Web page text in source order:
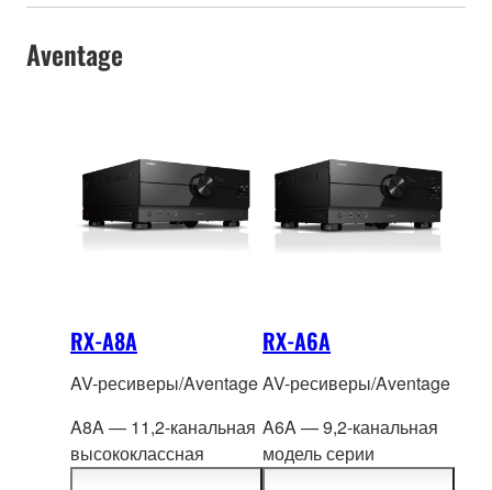
Aventage
RX-A8A
AV-ресиверы/Aventage
A8A — 11,2-канальная
высококлассная
RX-A6A
AV-ресиверы/Aventage
A6A — 9,2-канальная
модель серии